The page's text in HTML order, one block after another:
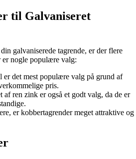
til Galvaniseret
galvaniserede tagrende, er der flere
er nogle populære valg:
er det mest populære valg på grund af
pris.
af ren zink er også et godt valg, da de er
er kobbertagrender meget attraktive og